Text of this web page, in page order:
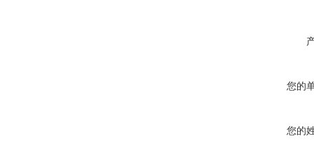
您的
您的